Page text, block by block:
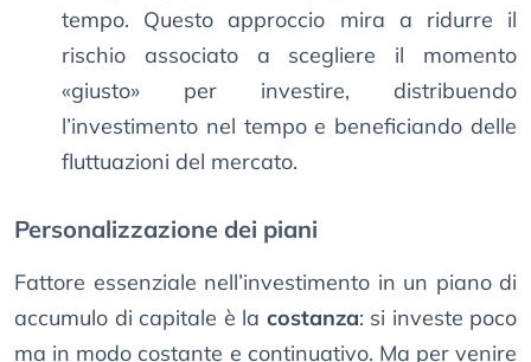
tempo. Questo approccio mira a ridurre il
rischio associato a scegliere il momento
«giusto» per investire, distribuendo
l’investimento nel tempo e beneficiando delle
fluttuazioni del mercato.
Personalizzazione dei piani
Fattore essenziale nell’investimento in un piano di
accumulo di capitale è la costanza: si investe poco
ma in modo costante e continuativo. Ma per venire